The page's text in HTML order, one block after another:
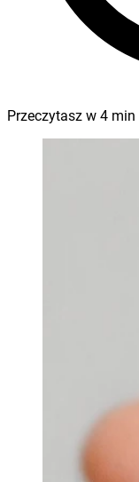
Przeczytasz w 4 min